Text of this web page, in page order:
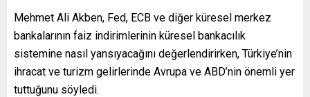
Mehmet Ali Akben, Fed, ECB ve diğer küresel merkez
bankalarının faiz indirimlerinin küresel bankacılık
sistemine nasıl yansıyacağını değerlendirirken, Türkiye’nin
ihracat ve turizm gelirlerinde Avrupa ve ABD’nin önemli yer
tuttuğunu söyledi.